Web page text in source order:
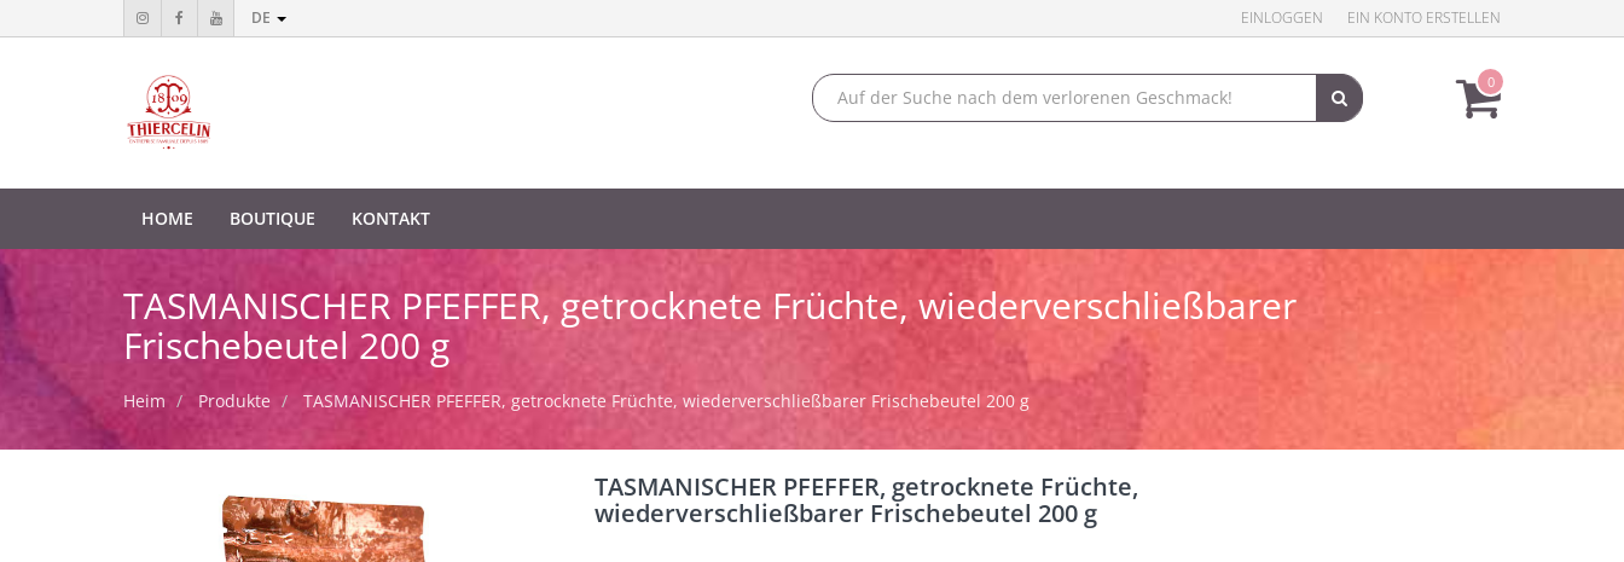
DE EINLOGGEN EIN KONTO ERSTELLEN
0
HOME BOUTIQUE KONTAKT
TASMANISCHER PFEFFER, getrocknete Früchte, wiederverschließbarer
Frischebeutel 200 g
Heim Produkte TASMANISCHER PFEFFER, getrocknete Früchte, wiederverschließbarer Frischebeutel 200 g
TASMANISCHER PFEFFER, getrocknete Früchte,
wiederverschließbarer Frischebeutel 200 g